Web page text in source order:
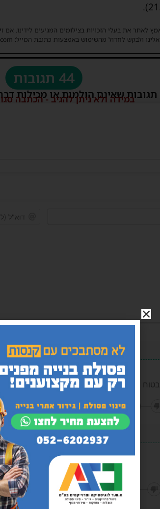
לאתר את בעלי הזכויות בצילומים המגיעים לידינו.
אלינו ולבקש לחדול מהשימוש באמצעות כתובת המייל: haredim.ashdod@gmail.com
44 תגובות
תגובות שאינם הולמות או מכילות
במידה ולא ניתן להגיב - הכתבה
הגב לתגובה
הגב לתגובה